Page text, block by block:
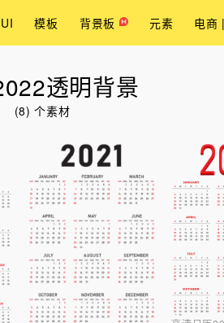
UI 模板 背景板 元素 电商
透明背景
(8) 个素材